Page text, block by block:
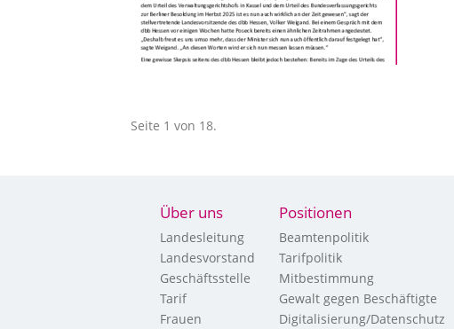
Seite 1 von 18.
Über uns
Landesleitung
Landesvorstand
Geschäftsstelle
Tarif
Frauen
Positionen
Beamtenpolitik
Tarifpolitik
Mitbestimmung
Gewalt gegen Beschäftigte
Digitalisierung/Datenschutz